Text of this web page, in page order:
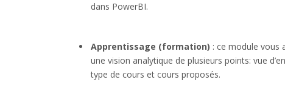
dans PowerBI.
Apprentissage (formation) : ce module vous
une vision analytique de plusieurs points: vue
type de cours et cours proposés.